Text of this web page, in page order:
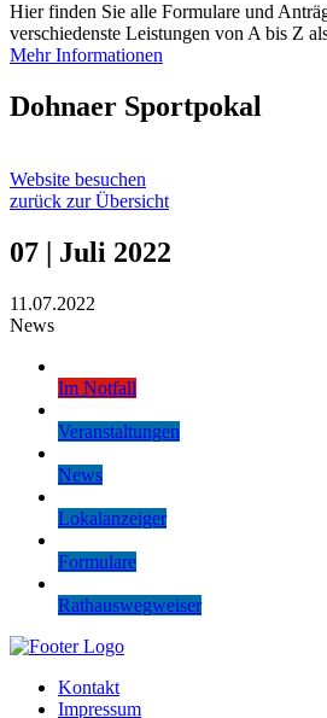
Hier finden Sie alle Formulare und
verschiedenste Leistungen von A bis Z
Mehr Informationen
Dohnaer Sportpokal
Website besuchen
zurück zur Übersicht
07 | Juli 2022
11.07.2022
News
Im Notfall
Veranstaltungen
News
Lokalanzeiger
Formulare
Rathauswegweiser
Kontakt
Impressum